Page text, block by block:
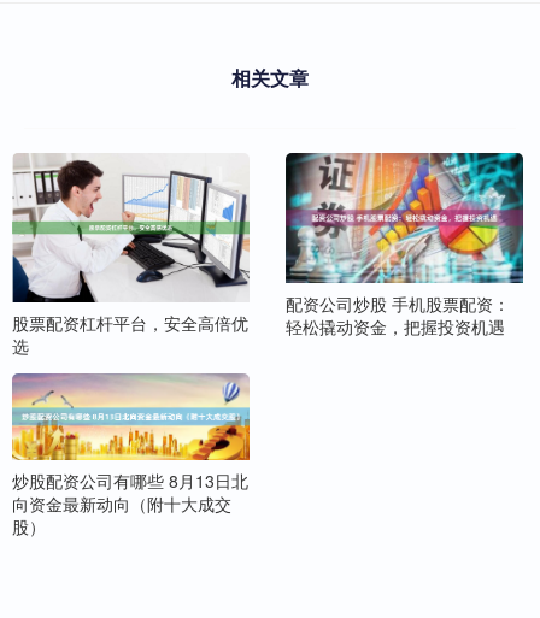
相关文章
股票配资杠杆平台，安全高倍优
选
配资公司炒股 手机股票配资：
轻松撬动资金，把握投资机遇
炒股配资公司有哪些 8月13日北
向资金最新动向（附十大成交
股）